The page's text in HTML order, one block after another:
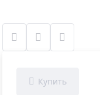
Приборы
Приборы
Детекторы